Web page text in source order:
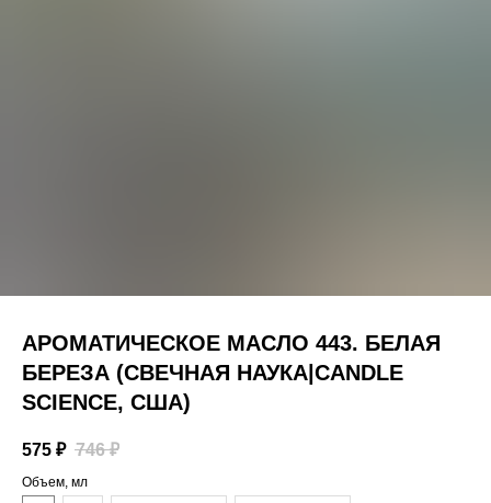
АРОМАТИЧЕСКОЕ МАСЛО 443. БЕЛАЯ
БЕРЕЗА (СВЕЧНАЯ НАУКА|CANDLE
SCIENCE, США)
575 ₽ 746 ₽
Объем, мл